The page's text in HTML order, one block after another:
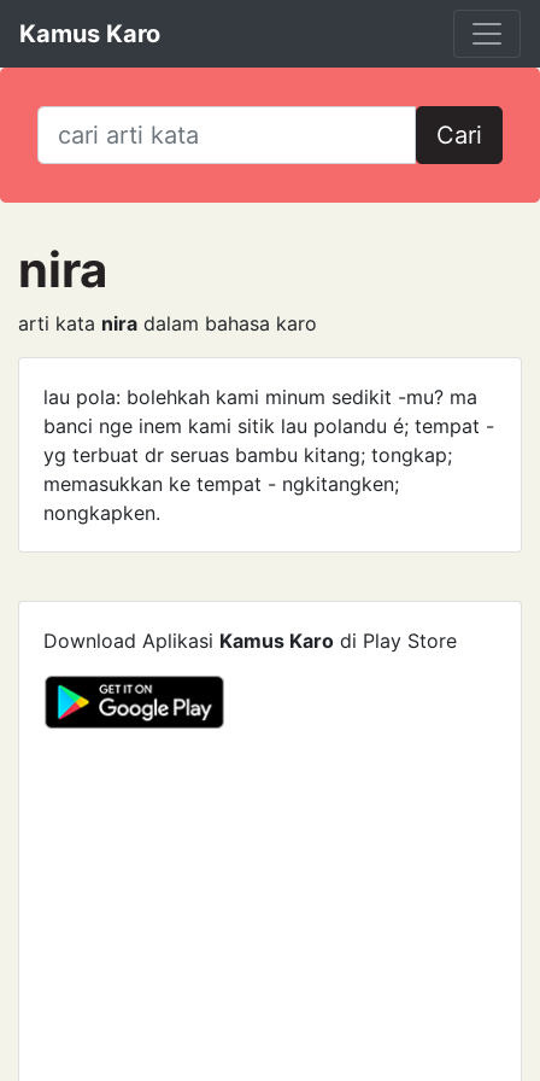
Kamus Karo
Cari
nira
arti kata nira dalam bahasa karo
lau pola: bolehkah kami minum sedikit -mu? ma
banci nge inem kami sitik lau polandu é; tempat -
yg terbuat dr seruas bambu kitang; tongkap;
memasukkan ke tempat - ngkitangken;
nongkapken.
Download Aplikasi Kamus Karo di Play Store